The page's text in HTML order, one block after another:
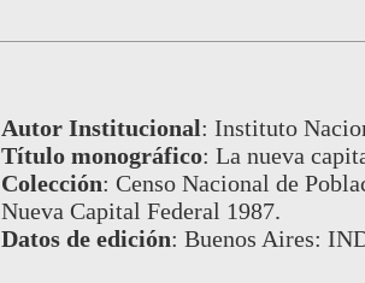
Autor Institucional: Instituto
Título monográfico: La nueva
Colección: Censo Nacional de
Nueva Capital Federal 1987.
Datos de edición: Buenos Aires: